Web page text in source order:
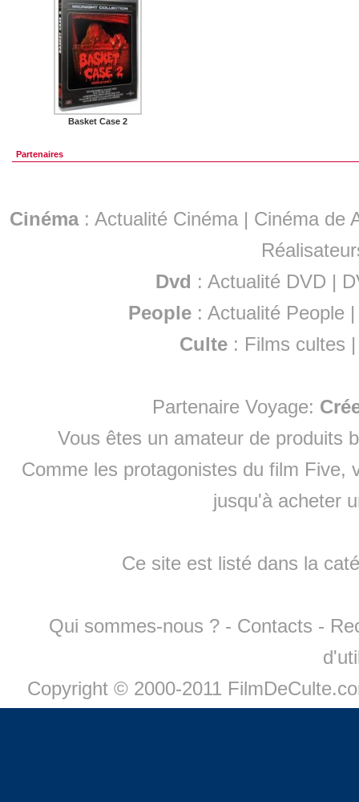
Basket Case 2
Partenaires
Cinéma: Actualité Cinéma | Cinéma de
Dvd : Actualité DVD |
People :Actualité People
Culte : Films cultes
Partenaire Voyage:
Vous êtes un amateur de produits
Comme les protagonistes du film Five,
jusqu'à acheter
Ce site est listé dans la
Qui sommes-nous ? - Contacts -
Copyright © 2000-2011